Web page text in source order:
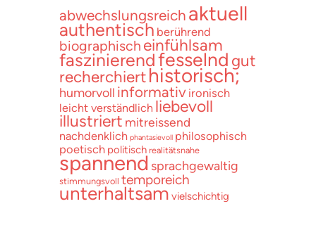
abwechslungsreich aktuell
authentisch berührend
biographisch einfühlsam
faszinierendfesselnd gut
recherchierthistorisch;
humorvoll informativ ironisch
leicht verständlich liebevoll
illustriert mitreissend
nachdenklich phantasievoll philosophisch
poetisch politisch realitätsnahe
spannend sprachgewaltig
stimmungsvoll temporeich
unterhaltsam vielschichtig